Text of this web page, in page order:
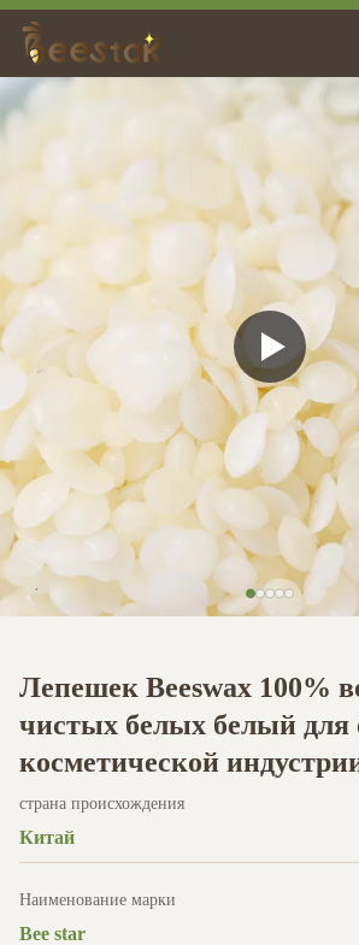
Лепешек Beeswax 100%
чистых белых белый для
косметической
страна происхождения
Китай
Наименование марки
Bee star